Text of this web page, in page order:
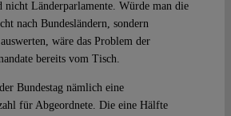
nicht Länderparlamente. Würde man die
nach Bundesländern, sondern
wäre das Problem der
bereits vom Tisch.
Bundestag nämlich eine
für Abgeordnete. Die eine Hälfte